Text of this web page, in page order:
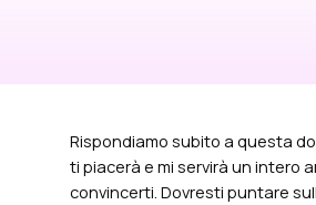
Rispondiamo subito a questa
ti piacerà e mi servirà un intero
convincerti. Dovresti puntare